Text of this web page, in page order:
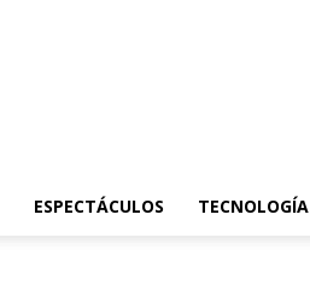
ESPECTÁCULOS TECNOLOGÍA